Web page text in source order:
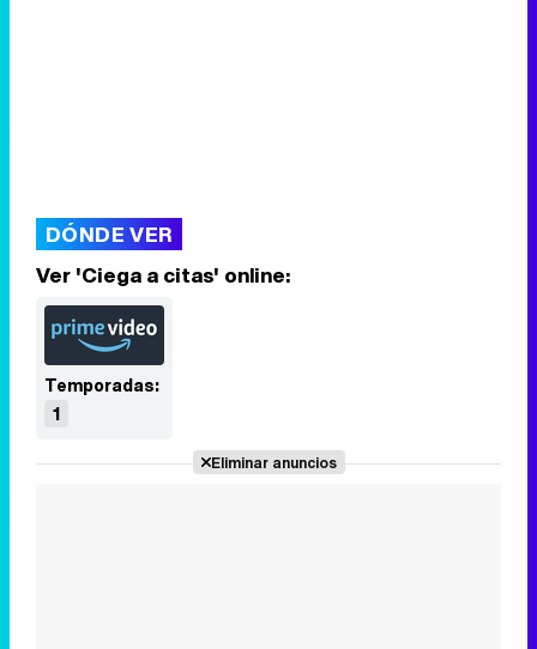
DÓNDE VER
Ver 'Ciega a citas' online:
Temporadas:
1
Eliminar anuncios